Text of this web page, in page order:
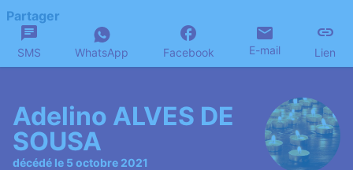
Partager
SMS WhatsApp Facebook E-mail Lien
Adelino ALVES DE
SOUSA
décédé le 5 octobre 2021